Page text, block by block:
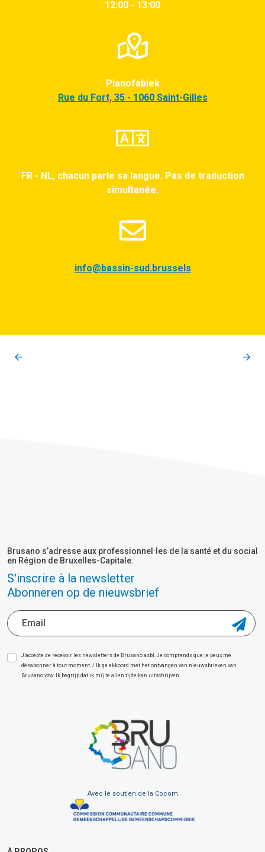
12:00 - 13:00
Pianofabiek
Rue du Fort, 35 - 1060 Saint-Gilles
FR - NL, chacun parle sa langue. Pas de traduction
simultanée.
info@bassin-sud.brussels
Brusano s’adresse aux professionnel·les de la santé et du social
en Région de Bruxelles-Capitale.
S'inscrire à la newsletter
Abonneren op de nieuwsbrief
J’accepte de recevoir les newsletters de Brusano asbl. Je comprends que je peux me
désabonner à tout moment. / Ik ga akkoord met het ontvangen van nieuwsbrieven van
Brusano vzw. Ik begrijp dat ik mij te allen tijde kan uitschrijven.
Avec le soutien de la Cocom